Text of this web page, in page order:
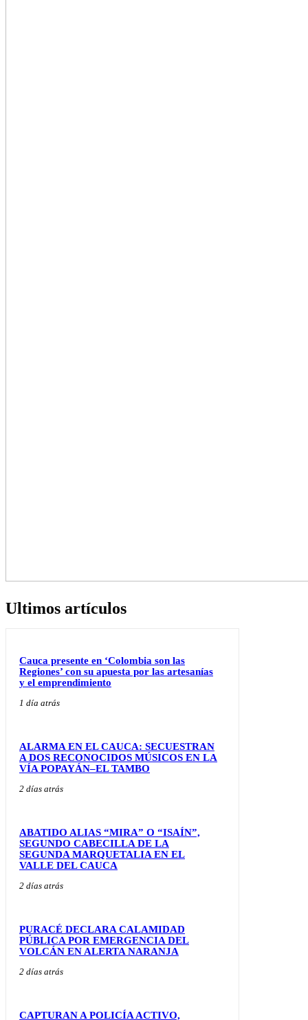
Ultimos artículos
Cauca presente en ‘Colombia son las
Regiones’ con su apuesta por las artesanías
y el emprendimiento
1 día atrás
ALARMA EN EL CAUCA: SECUESTRAN
A DOS RECONOCIDOS MÚSICOS EN LA
VÍA POPAYÁN–EL TAMBO
2 días atrás
ABATIDO ALIAS “MIRA” O “ISAÍN”,
SEGUNDO CABECILLA DE LA
SEGUNDA MARQUETALIA EN EL
VALLE DEL CAUCA
2 días atrás
PURACÉ DECLARA CALAMIDAD
PÚBLICA POR EMERGENCIA DEL
VOLCÁN EN ALERTA NARANJA
2 días atrás
CAPTURAN A POLICÍA ACTIVO,